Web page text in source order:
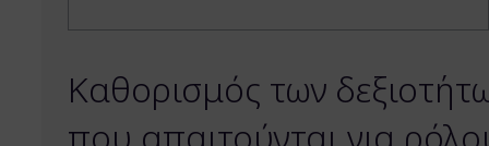
Καθορισμός των